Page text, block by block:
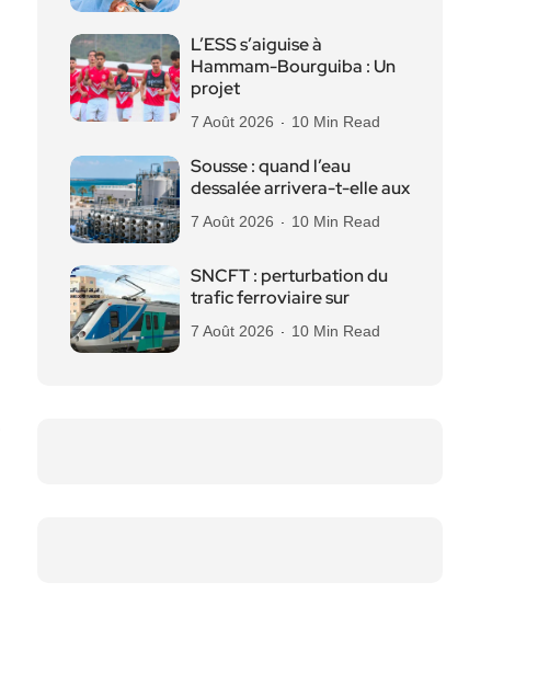
L’ESS s’aiguise à
Hammam-Bourguiba : Un
projet
7 Août 2026 10 Min Read
Sousse : quand l’eau
dessalée arrivera-t-elle aux
7 Août 2026 10 Min Read
SNCFT : perturbation du
trafic ferroviaire sur
7 Août 2026 10 Min Read